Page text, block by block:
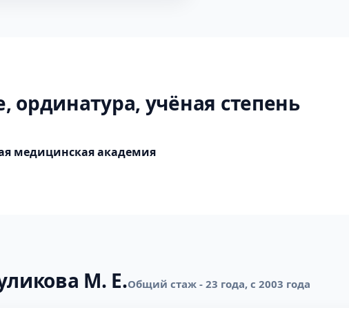
ординатура, учёная степень
медицинская академия
М. Е.Общий стаж - 23 года, с 2003 года